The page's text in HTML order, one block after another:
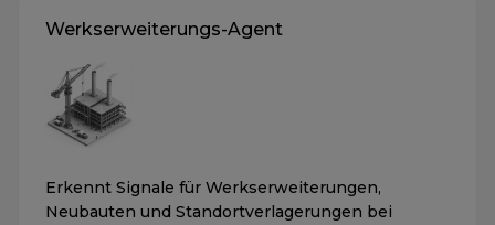
Werkserweiterungs-Agent
Erkennt Signale für Werkserweiterungen,
Neubauten und Standortverlagerungen bei